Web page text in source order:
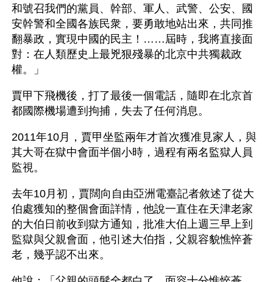
和號召我們的黨員、幹部、軍人、武警、公安、國
安幹警和全國各族民衆，要勇敢地站出來，共同推
翻暴政，實現中國的民主！……屆時，我將直接面
對：在人類歷史上最兇狠殘暴的北京中共獨裁政
權。」
賈甲下飛機後，打了最後一個電話，隨即在北京首
都國際機場遭到拘捕，失去了任何消息。
2011年10月，賈甲坐監兩年才首次獲准見家人，與
其大哥在獄中會面半個小時，過程有兩名監獄人員
監視。
去年10月初，賈闊向自由亞洲電臺記者敘述了從大
伯處獲知的整個會面詳情，他說一直住在天津老家
的大伯日前收到獄方通知，批准大伯上週三早上到
監獄與父親會面，他引述大伯指，父親容貌憔悴蒼
老，幾乎認不出來。